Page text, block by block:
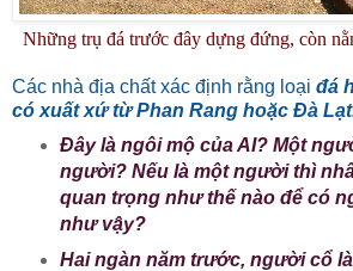
Những trụ đá trước đây dựng đứng, còn
Các nhà địa chất xác định rằng loại đá
có xuất xứ từ Phan Rang hoặc Đà
Đây là ngôi mộ của AI? Một
người? Nếu là một người thì
quan trọng như thế nào để có
như vậy?
Hai ngàn năm trước, người cổ